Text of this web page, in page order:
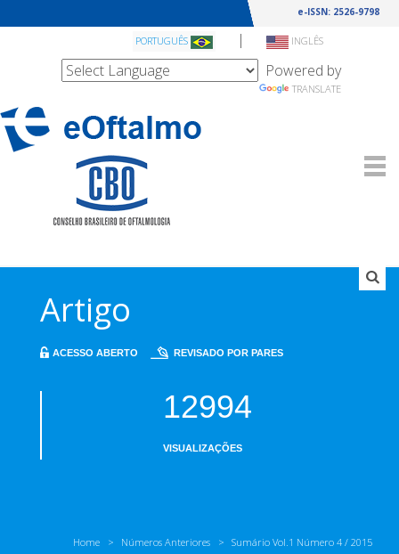
e-ISSN: 2526-9798
PORTUGUÊS | INGLÊS
Powered by
TRANSLATE
Artigo
ACESSO ABERTO REVISADO POR PARES
12994
VISUALIZAÇÕES
Home Números Anteriores
Sumário Vol.1 Número 4 / 2015